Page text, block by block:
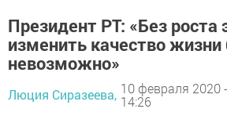
Президент РТ: «Без роста
изменить качество жизни
невозможно»
Люция Сиразеева, 10 февраля 2020 -
14:26